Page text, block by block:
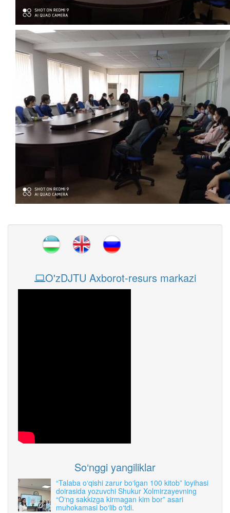
O'zDJTU Axborot-resurs markazi
So‘nggi yangiliklar
“Talaba o‘qishi zarur bo‘lgan 100 kitob” loyihasi
doirasida yozuvchi Shukur Xolmirzayevning
“O‘ng sakkizga kirmagan kim bor” asari
muhokamasi bo‘lib o‘tdi.